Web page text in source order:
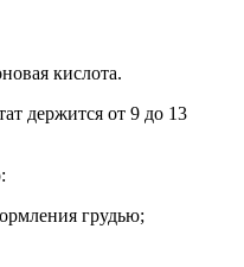
кислота.
держится от 9 до 13
грудью;